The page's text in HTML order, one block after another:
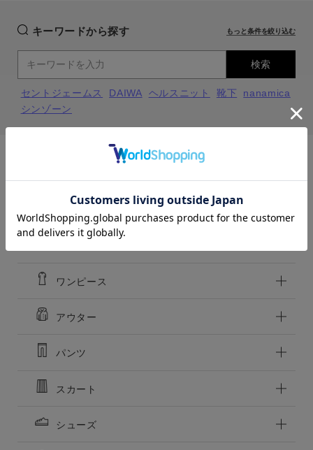
通常商品
在庫
close
close
f カートに入れる
close
close
f カートに入れる
キーワードから探す もっと条件を絞り込む
検索
セントジェームス DAIWA ヘルスニット 靴下
nanamica
シンゾーン
MENS LADIES KIDS
ワンピース
アウター
パンツ
スカート
シューズ